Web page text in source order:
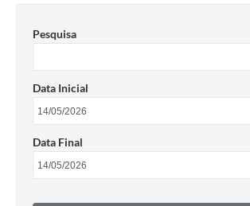
Pesquisa
Data Inicial
Data Final